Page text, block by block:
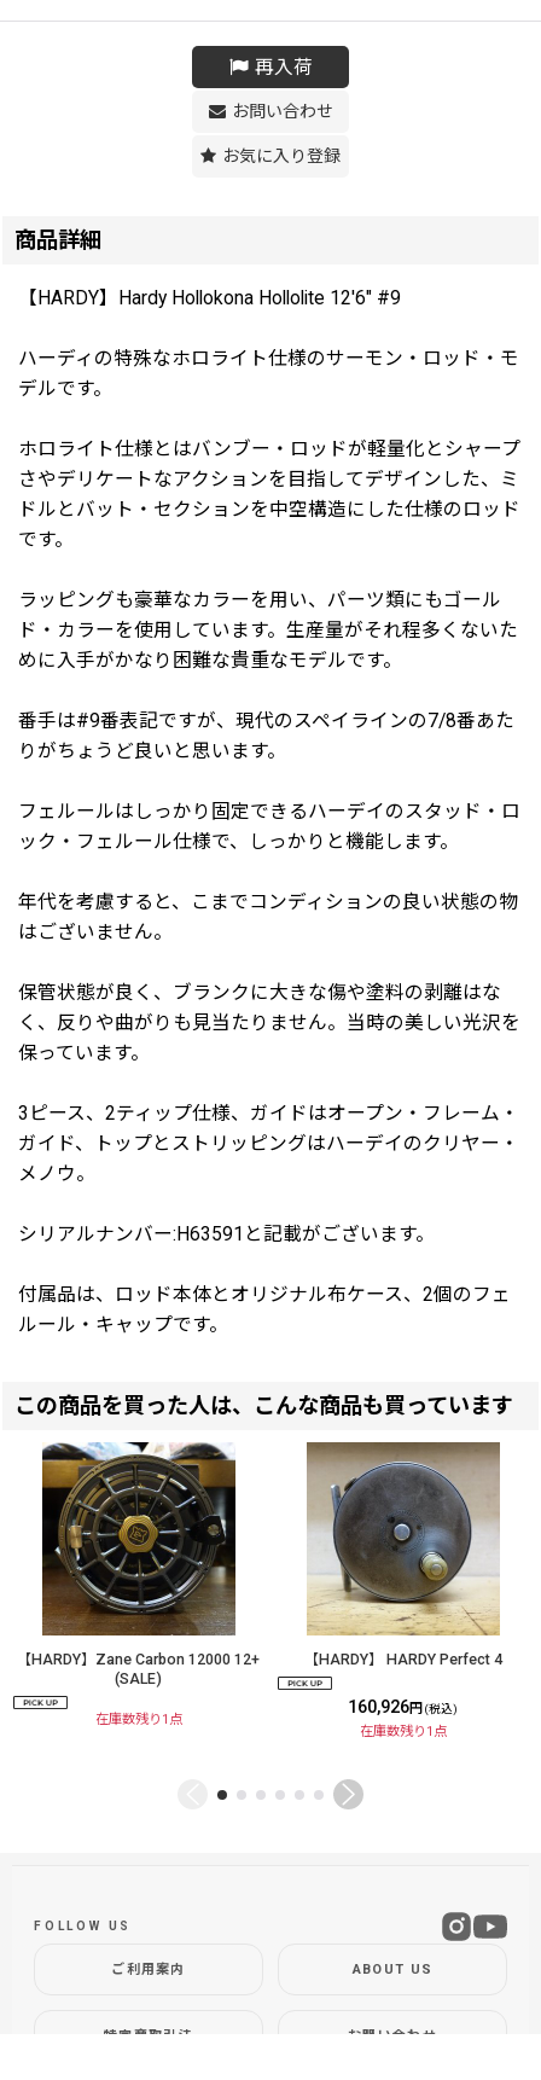
再入荷
お問い合わせ
お気に入り登録
商品詳細
【HARDY】Hardy Hollokona Hollolite 12'6" #9
ハーディの特殊なホロライト仕様のサーモン・ロッド・モ
デルです。
ホロライト仕様とはバンブー・ロッドが軽量化とシャープ
さやデリケートなアクションを目指してデザインした、ミ
ドルとバット・セクションを中空構造にした仕様のロッド
です。
ラッピングも豪華なカラーを用い、パーツ類にもゴール
ド・カラーを使用しています。生産量がそれ程多くないた
めに入手がかなり困難な貴重なモデルです。
番手は#9番表記ですが、現代のスペイラインの7/8番あた
りがちょうど良いと思います。
フェルールはしっかり固定できるハーデイのスタッド・ロ
ック・フェルール仕様で、しっかりと機能します。
年代を考慮すると、こまでコンディションの良い状態の物
はございません。
保管状態が良く、ブランクに大きな傷や塗料の剥離はな
く、反りや曲がりも見当たりません。当時の美しい光沢を
保っています。
3ピース、2ティップ仕様、ガイドはオープン・フレーム・
ガイド、トップとストリッピングはハーデイのクリヤー・
メノウ。
シリアルナンバー:H63591と記載がございます。
付属品は、ロッド本体とオリジナル布ケース、2個のフェ
ルール・キャップです。
この商品を買った人は、こんな商品も買っています
【HARDY】Zane Carbon 12000 12+
(SALE)
在庫数残り1点
【HARDY】 HARDY Perfect 4
160,926円 (税込)
在庫数残り1点
ご利用案内 ABOUT US
特定商取引法 お問い合わせ
FOLLOW US